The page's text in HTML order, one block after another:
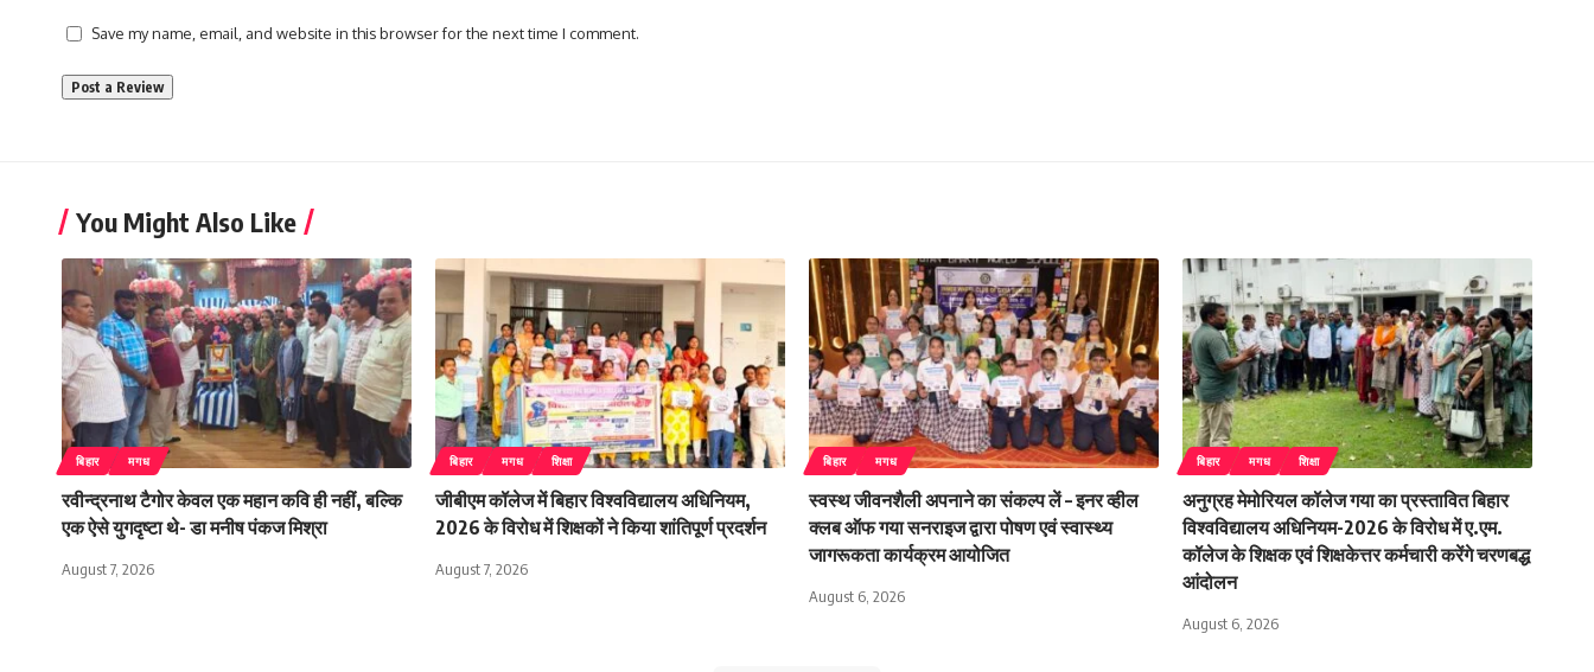
Save my name, email, and website in this browser for the next time I comment.
You Might Also Like
बिहार मगध
रवीन्द्रनाथ टैगोर केवल एक महान कवि ही नहीं, बल्कि
एक ऐसे युगदृष्टा थे- डा मनीष पंकज मिश्रा
August 7, 2026
बिहार मगध शिक्षा
जीबीएम कॉलेज में बिहार विश्वविद्यालय अधिनियम,
2026 के विरोध में शिक्षकों ने किया शांतिपूर्ण प्रदर्शन
August 7, 2026
बिहार मगध
स्वस्थ जीवनशैली अपनाने का संकल्प लें – इनर व्हील
क्लब ऑफ गया सनराइज द्वारा पोषण एवं स्वास्थ्य
जागरूकता कार्यक्रम आयोजित
August 6, 2026
बिहार मगध शिक्षा
अनुग्रह मेमोरियल कॉलेज गया का प्रस्तावित बिहार
विश्वविद्यालय अधिनियम-2026 के विरोध में ए.एम.
कॉलेज के शिक्षक एवं शिक्षकेत्तर कर्मचारी करेंगे चरणबद्ध
आंदोलन
August 6, 2026